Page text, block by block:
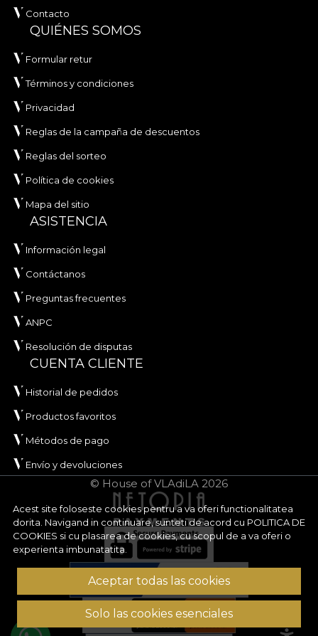
Acest site foloseste cookies pentru a va oferi functionalitatea
dorita. Navigand in continuare, sunteti de acord cu POLITICA DE
COOKIES si cu plasarea de cookies, cu scopul de a va oferi o
experienta imbunatatita.
Aceptar todas las cookies
Solo las cookies esenciales
Contacto
QUIÉNES SOMOS
Formular retur
Términos y condiciones
Privacidad
Reglas de la campaña de descuentos
Reglas del sorteo
Política de cookies
Mapa del sitio
ASISTENCIA
Información legal
Contáctanos
Preguntas frecuentes
ANPC
Resolución de disputas
CUENTA CLIENTE
Historial de pedidos
Productos favoritos
Métodos de pago
Envío y devoluciones
© House of VLAdiLA 2026